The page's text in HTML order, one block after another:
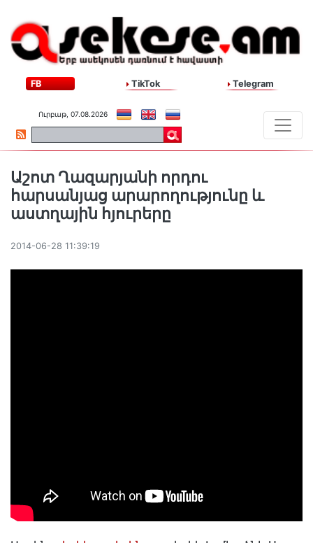
FB TikTok Telegram
Ուրբաթ, 07.08.2026
Աշոտ Ղազարյանի որդու
հարսանյաց արարողությունը և
աստղային հյուրերը
2014-06-28 11:39:19